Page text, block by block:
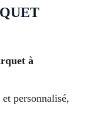
à
personnalisé,